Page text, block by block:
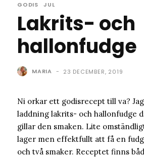
GODIS JUL
Lakrits- och
hallonfudge
MARIA - 23 DECEMBER, 2019
Ni orkar ett godisrecept till va?
laddning lakrits- och hallonfudge
gillar den smaken. Lite
lager men effektfullt att få en
och två smaker. Receptet finns